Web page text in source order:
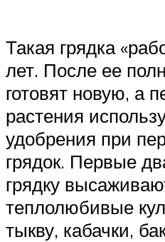
Такая грядка
лет. После ее
готовят новую, а
растения
удобрения при
грядок. Первые
грядку
теплолюбивые
тыкву, кабачки,